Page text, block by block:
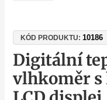
KÓD PRODUKTU:10186
Digitální
vlhkoměr s